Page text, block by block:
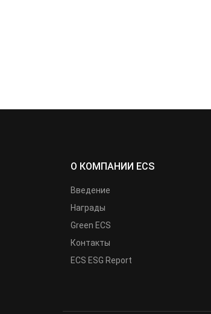
О КОМПАНИИ ECS
Введение
Награды
Green ECS
Контакты
ECS ESG Report